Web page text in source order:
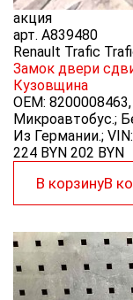
акция
арт. A839480
Renault Trafic
Замок двери
Кузовщина
OEM:
Микроавтобус.;
Из Германии.;
224 BYN 202 BYN
В корзинуВ